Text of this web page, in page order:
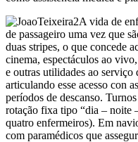
A vida de
de passageiro uma vez que
duas stripes, o que concede
cinema, espectáculos ao
e outras utilidades ao serviço
articulando esse acesso con
períodos de descanso.
rotação fixa tipo “dia – noite
quatro enfermeiros). Em
com paramédicos que